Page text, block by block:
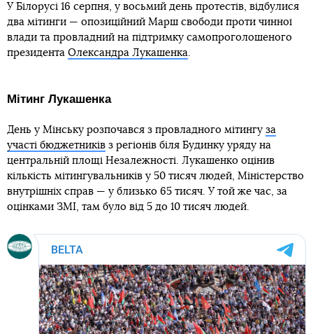
У Білорусі 16 серпня, у восьмий день протестів, відбулися
два мітинги — опозиційний Марш свободи проти чинної
влади та провладний на підтримку самопроголошеного
президента Олександра Лукашенка
Мітинг Лукашенка
День у Мінську розпочався з провладного мітингу за
участі бюджетників з регіонів біля Будинку уряду на
центральній площі Незалежності. Лукашенко оцінив
кількість мітингувальників у 50 тисяч людей, Міністерство
внутрішніх справ — у близько 65 тисяч. У той же час, за
оцінками ЗМІ, там було від 5 до 10 тисяч людей.